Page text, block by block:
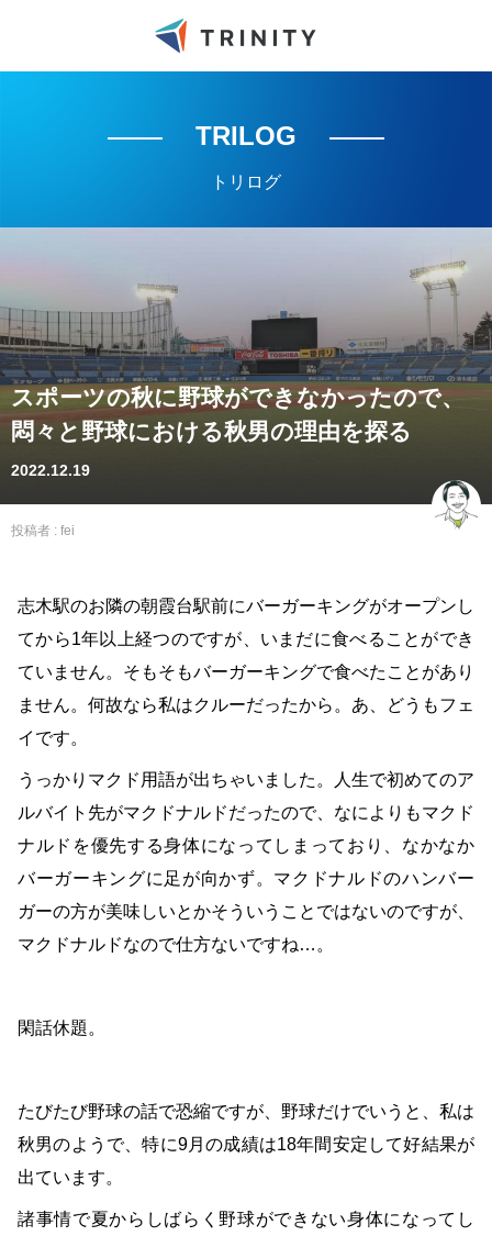
TRILOG
トリログ
スポーツの秋に野球ができなかったので、
悶々と野球における秋男の理由を探る
2022.12.19
投稿者 : fei
志木駅のお隣の朝霞台駅前にバーガーキングがオープンし
てから1年以上経つのですが、いまだに食べることができ
ていません。そもそもバーガーキングで食べたことがあり
ません。何故なら私はクルーだったから。あ、どうもフェ
イです。
うっかりマクド用語が出ちゃいました。人生で初めてのア
ルバイト先がマクドナルドだったので、なによりもマクド
ナルドを優先する身体になってしまっており、なかなか
バーガーキングに足が向かず。マクドナルドのハンバー
ガーの方が美味しいとかそういうことではないのですが、
マクドナルドなので仕方ないですね…。
閑話休題。
たびたび野球の話で恐縮ですが、野球だけでいうと、私は
秋男のようで、特に9月の成績は18年間安定して好結果が
出ています。
諸事情で夏からしばらく野球ができない身体になってし